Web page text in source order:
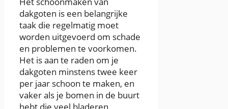
dakgoten is een belangrijke
taak die regelmatig moet
worden uitgevoerd om schade
en problemen te voorkomen.
Het is aan te raden om je
dakgoten minstens twee keer
per jaar schoon te maken, en
vaker als je bomen in de buurt